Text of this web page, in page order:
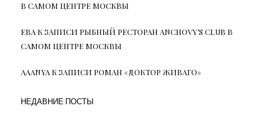
В САМОМ ЦЕНТРЕ МОСКВЫ
ЕВАК ЗАПИСИ РЫБНЫЙ РЕСТОРАН ANCHOVY’S CLUB В
САМОМ ЦЕНТРЕ МОСКВЫ
AAANYAК ЗАПИСИ РОМАН «ДОКТОР ЖИВАГО»
НЕДАВНИЕ ПОСТЫ